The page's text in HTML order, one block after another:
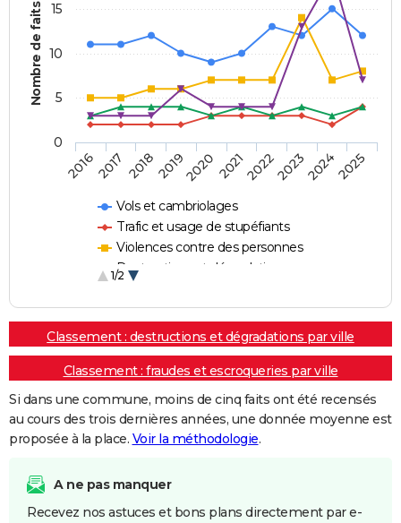
Nombre de faits
Vols et cambriolages
Trafic et usage de stupéfiants
Violences contre des personnes
Destructions et dégradations
1/2
20162017 20182019202020212022202320242025
0
5
10
15
Classement : destructions et dégradations par ville
Classement : fraudes et escroqueries par ville
Si dans une commune, moins de cinq faits ont été recensés
au cours des trois dernières années, une donnée moyenne est
proposée à la place. Voir la méthodologie.
A ne pas manquer
Recevez nos astuces et bons plans directement par e-